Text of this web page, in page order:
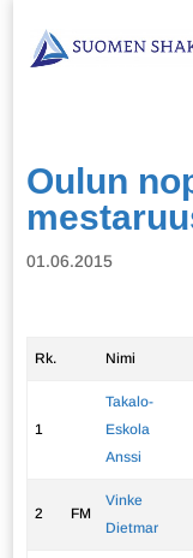
Oulun
01.06.2015
Rk. Nimi
1
Takalo-
Eskola
Anssi
2 FM
Vinke
Dietmar